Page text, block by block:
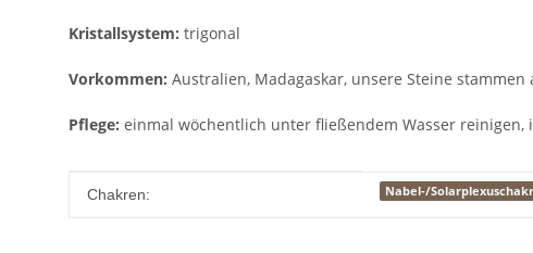
Kristallsystem: trigonal
Vorkommen: Australien, Madagaskar, unsere Steine stammen
Pflege: einmal wöchentlich unter fließendem Wasser reinigen,
Produkteigenschaft
Wert
Chakren: Nabel-/